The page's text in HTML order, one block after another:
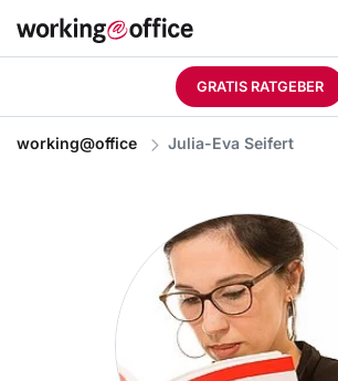
GRATIS RATGEBER
working@office Julia-Eva Seifert